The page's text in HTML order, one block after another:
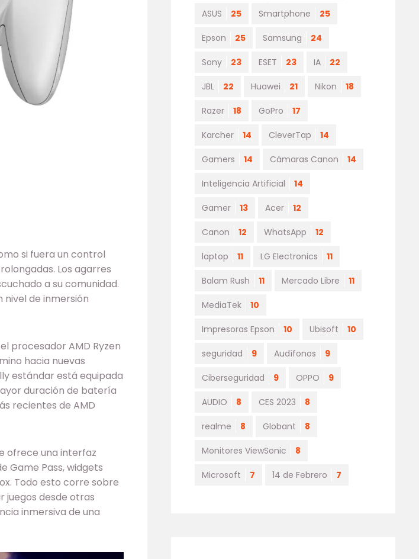
si fuera un control
Los agarres
a su comunidad.
nivel de inmersión
procesador AMD Ryzen
hacia nuevas
estándar está equipada
duración de batería
recientes de AMD
ofrece una interfaz
Game Pass, widgets
Todo esto corre sobre
juegos desde otras
inmersiva de una
ASUS 25 Smartphone 25
Epson 25 Samsung 24
Sony 23 ESET 23 IA 22
JBL 22 Huawei 21 Nikon 18
Razer 18 GoPro 17
Karcher 14 CleverTap 14
Gamers 14 Cámaras Canon 14
Inteligencia Artificial 14
Gamer 13 Acer 12
Canon 12 WhatsApp 12
laptop 11 LG Electronics 11
Balam Rush 11 Mercado Libre 11
MediaTek 10
Impresoras Epson 10 Ubisoft 10
seguridad 9 Audífonos 9
Ciberseguridad 9 OPPO 9
AUDIO 8 CES 2023 8
realme 8 Globant 8
Monitores ViewSonic 8
Microsoft 7 14 de Febrero 7